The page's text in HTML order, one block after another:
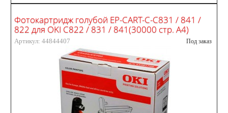
Фотокартридж голубой EP-CART-C-C831 / 841 /
822 для OKI C822 / 831 / 841(30000 стр. А4)
Артикул: 44844407 Под заказ